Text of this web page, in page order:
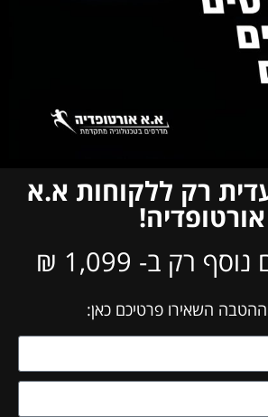
רק ללקוחות א.א
אורטופדיה!
רק ב- 1,099 ₪
השאירו פרטיכם כאן: